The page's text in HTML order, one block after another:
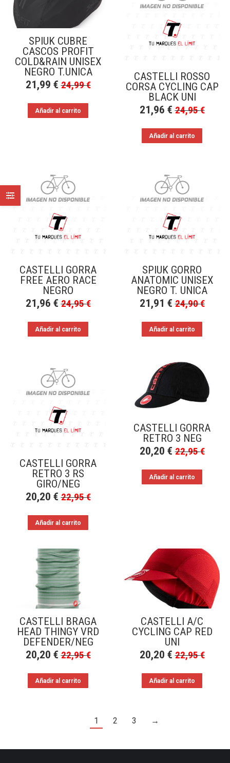
SPIUK CUBRE
CASCOS PROFIT
COLD&RAIN UNISEX
NEGRO T.UNICA
21,99 € 24,99€
Añadir al carrito
CASTELLI ROSSO
CORSA CYCLING CAP
BLACK UNI
21,96 € 24,95€
Añadir al carrito
CASTELLI GORRA
FREE AERO RACE
NEGRO
21,96 € 24,95€
Añadir al carrito
SPIUK GORRO
ANATOMIC UNISEX
NEGRO T. UNICA
21,91 € 24,90€
Añadir al carrito
CASTELLI GORRA
RETRO 3 RS
GIRO/NEG
20,20 € 22,95€
Añadir al carrito
CASTELLI GORRA
RETRO 3 NEG
20,20 € 22,95€
Añadir al carrito
CASTELLI BRAGA
HEAD THINGY VRD
DEFENDER/NEG
20,20 € 22,95€
Añadir al carrito
CASTELLI A/C
CYCLING CAP RED
UNI
20,20 € 22,95€
Añadir al carrito
1 2 3 →